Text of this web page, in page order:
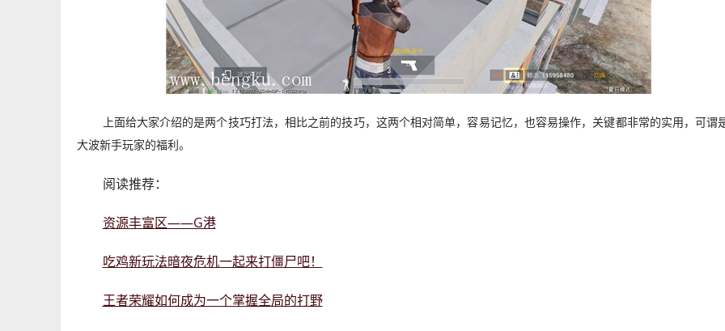
上面给大家介绍的是两个技巧打法，相比之前的技巧，这两个相对简单，容易记忆，也容易操作，关键都非常的实用，可谓
大波新手玩家的福利。
阅读推荐：
资源丰富区——G港
吃鸡新玩法暗夜危机一起来打僵尸吧！
王者荣耀如何成为一个掌握全局的打野